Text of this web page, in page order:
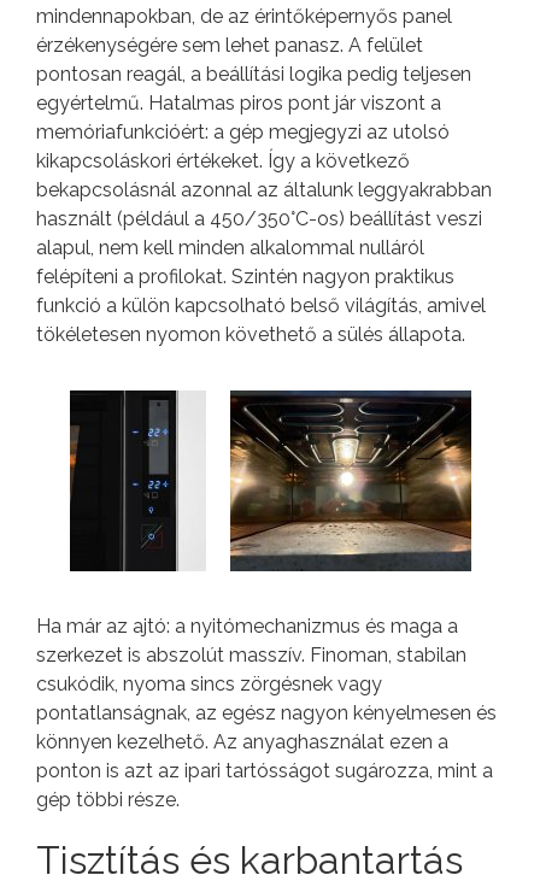
mindennapokban, de az érintőképernyős panel
érzékenységére sem lehet panasz. A felület
pontosan reagál, a beállítási logika pedig teljesen
egyértelmű. Hatalmas piros pont jár viszont a
memóriafunkcióért: a gép megjegyzi az utolsó
kikapcsoláskori értékeket. Így a következő
bekapcsolásnál azonnal az általunk leggyakrabban
használt (például a 450/350°C-os) beállítást veszi
alapul, nem kell minden alkalommal nulláról
felépíteni a profilokat. Szintén nagyon praktikus
funkció a külön kapcsolható belső világítás, amivel
tökéletesen nyomon követhető a sülés állapota.
Ha már az ajtó: a nyitómechanizmus és maga a
szerkezet is abszolút masszív. Finoman, stabilan
csukódik, nyoma sincs zörgésnek vagy
pontatlanságnak, az egész nagyon kényelmesen és
könnyen kezelhető. Az anyaghasználat ezen a
ponton is azt az ipari tartósságot sugározza, mint a
gép többi része.
Tisztítás és karbantartás